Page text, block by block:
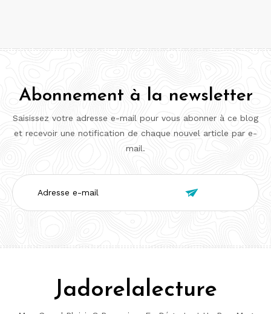
Abonnement à la newsletter
Saisissez votre adresse e-mail pour vous abonner à ce blog
et recevoir une notification de chaque nouvel article par e-
mail.
Adresse
e-
mail

Jadorelalecture